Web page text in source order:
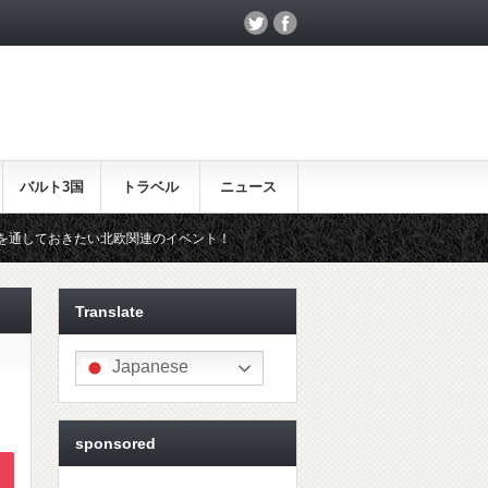
バルト3国 トラベル ニュース
欧関連のイベント！ 北欧らしいギフトをお探しの方はこちら♪
Translate
Japanese
sponsored